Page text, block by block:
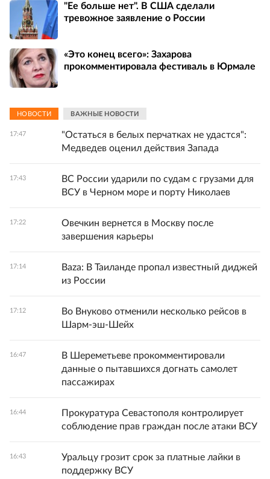
"Ее больше нет". В США сделали
тревожное заявление о России
«Это конец всего»: Захарова
прокомментировала фестиваль в Юрмале
НОВОСТИ ВАЖНЫЕ НОВОСТИ
17:47
"Остаться в белых перчатках не удастся":
Медведев оценил действия Запада
17:43
ВС России ударили по судам с грузами для
ВСУ в Черном море и порту Николаев
17:22
Овечкин вернется в Москву после
завершения карьеры
17:14
Baza: В Таиланде пропал известный диджей
из России
17:12
Во Внуково отменили несколько рейсов в
Шарм-эш-Шейх
16:47
В Шереметьеве прокомментировали
данные о пытавшихся догнать самолет
пассажирах
16:44
Прокуратура Севастополя контролирует
соблюдение прав граждан после атаки ВСУ
16:43
Уральцу грозит срок за платные лайки в
поддержку ВСУ